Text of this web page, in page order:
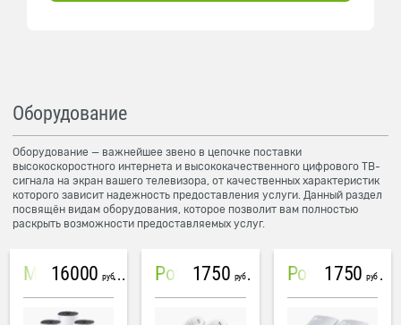
Оборудование
Оборудование — важнейшее звено в цепочке поставки
высокоскоростного интернета и высококачественного цифрового ТВ-
сигнала на экран вашего телевизора, от качественных характеристик
которого зависит надежность предоставления услуги. Данный раздел
посвящён видам оборудования, которое позволит вам полностью
раскрыть возможности предоставляемых услуг.
Mesh система TP-Link Deco M4 (3 устройства)
16000 руб PowerLine Tenda PH6
1750 руб PowerLine TP-Link AV600
1750 руб